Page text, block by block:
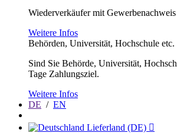
Wiederverkäufer mit
Weitere Infos
Behörden, Universität, Hochschule etc.
Sind Sie Behörde, Universität,
Tage Zahlungsziel.
Weitere Infos
DE / EN
Lieferland (DE) 